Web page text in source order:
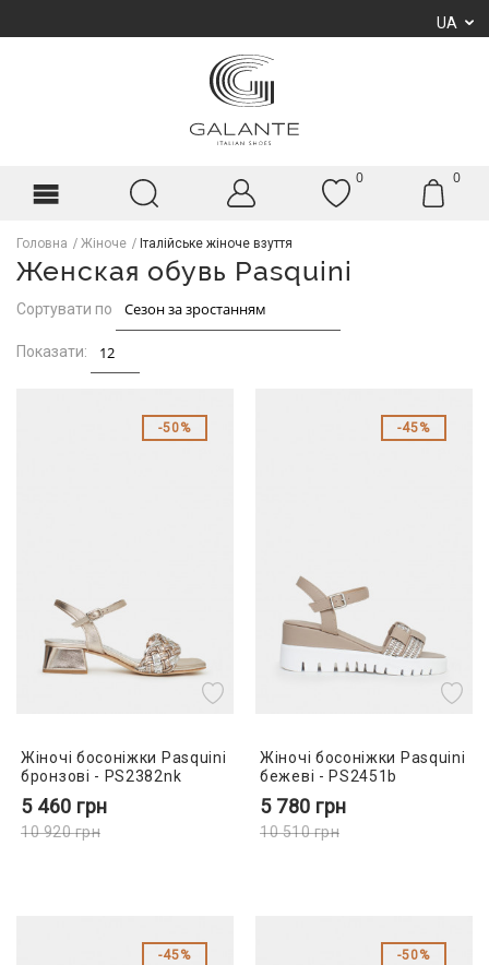
UA
0 0
Головна Жіноче Італійське жіноче взуття
Женская обувь Pasquini
Сортувати по
Показати:
50%
Жіночі босоніжки Pasquini
бронзові - PS2382nk
5 460 грн
10 920грн
45%
Жіночі босоніжки Pasquini
бежеві - PS2451b
5 780 грн
10 510грн
45% 50%